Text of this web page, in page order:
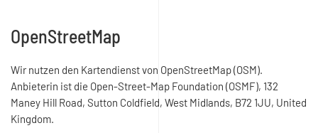
OpenStreetMap
Wir nutzen den Kartendienst von OpenStreetMap (OSM).
Anbieterin ist die Open-Street-Map Foundation (OSMF), 132
Maney Hill Road, Sutton Coldfield, West Midlands, B72 1JU, United
Kingdom.